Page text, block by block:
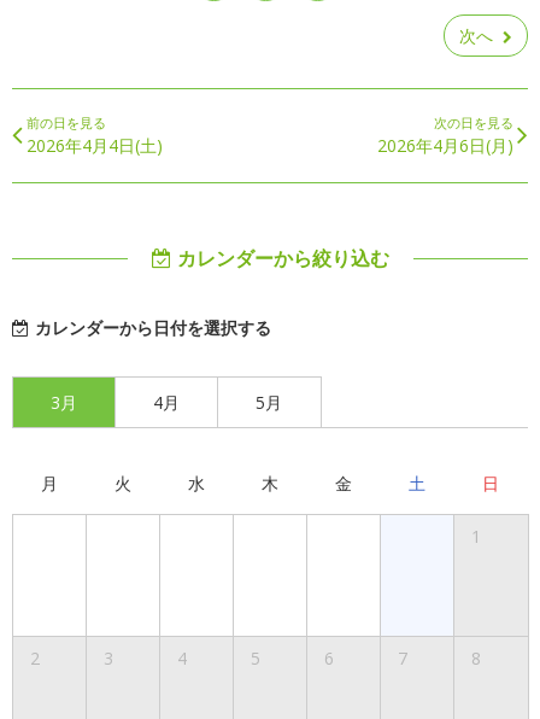
次へ
前の日を見る
2026年4月4日(土)
次の日を見る
2026年4月6日(月)
カレンダーから絞り込む
カレンダーから日付を選択する
3月 4月 5月
月 火 水 木 金 土 日
1
2 3 4 5 6 7 8